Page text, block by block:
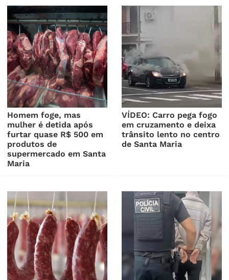
Homem foge, mas
mulher é detida após
furtar quase R$ 500 em
produtos de
supermercado em Santa
Maria
VÍDEO: Carro pega fogo
em cruzamento e deixa
trânsito lento no centro
de Santa Maria